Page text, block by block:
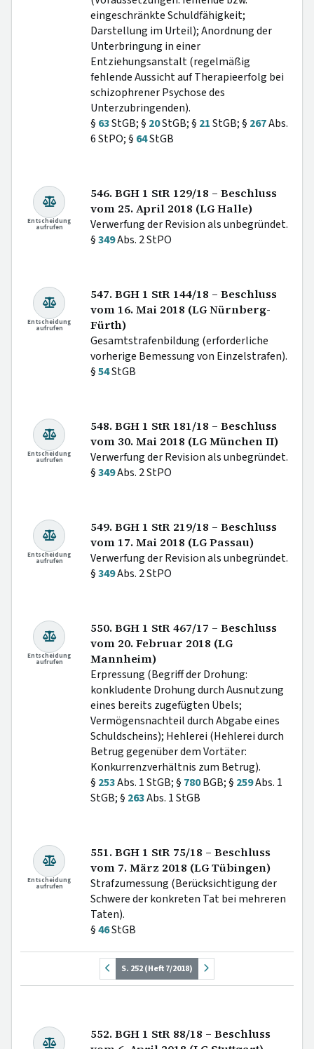
eingeschränkte Schuldfähigkeit;
Darstellung im Urteil); Anordnung der
Unterbringung in einer
Entziehungsanstalt (regelmäßig
fehlende Aussicht auf Therapieerfolg bei
schizophrener Psychose des
Unterzubringenden).
§ 63StGB; § 20StGB; § 21StGB; § 267Abs.
6 StPO; § 64StGB
Entscheidung
aufrufen
546. BGH 1 StR 129/18 – Beschluss
vom 25. April 2018 (LG Halle)
Verwerfung der Revision als unbegründet.
§349Abs. 2 StPO
Entscheidung
aufrufen
547. BGH 1 StR 144/18 – Beschluss
vom 16. Mai 2018 (LG Nürnberg-
Fürth)
Gesamtstrafenbildung (erforderliche
vorherige Bemessung von Einzelstrafen).
§54StGB
Entscheidung
aufrufen
548. BGH 1 StR 181/18 – Beschluss
vom 30. Mai 2018 (LG München II)
Verwerfung der Revision als unbegründet.
§349Abs. 2 StPO
Entscheidung
aufrufen
549. BGH 1 StR 219/18 – Beschluss
vom 17. Mai 2018 (LG Passau)
Verwerfung der Revision als unbegründet.
§349Abs. 2 StPO
Entscheidung
aufrufen
550. BGH 1 StR 467/17 – Beschluss
vom 20. Februar 2018 (LG
Mannheim)
Erpressung (Begriff der Drohung:
konkludente Drohung durch Ausnutzung
eines bereits zugefügten Übels;
Vermögensnachteil durch Abgabe eines
Schuldscheins); Hehlerei (Hehlerei durch
Betrug gegenüber dem Vortäter:
Konkurrenzverhältnis zum Betrug).
§ 253Abs. 1 StGB; § 780BGB; § 259Abs. 1
StGB; § 263Abs. 1 StGB
Entscheidung
aufrufen
551. BGH 1 StR 75/18 – Beschluss
vom 7. März 2018 (LG Tübingen)
Strafzumessung (Berücksichtigung der
Schwere der konkreten Tat bei mehreren
Taten).
§46StGB
S. 252 (Heft 7/2018)
552. BGH 1 StR 88/18 – Beschluss